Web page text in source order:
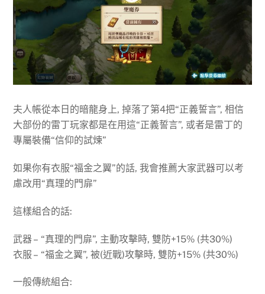
夫人帳從本日的暗龍身上, 掉落了第4把“正義誓言”, 相信
大部份的雷丁玩家都是在用這“正義誓言”, 或者是雷丁的
專屬裝備“信仰的試煉”
如果你有衣服“福金之翼”的話, 我會推薦大家武器可以考
慮改用“真理的門扉”
這樣組合的話:
武器 – “真理的門扉”, 主動攻擊時, 雙防+15% (共30%)
衣服 – “福金之翼”, 被(近戰)攻擊時, 雙防+15% (共30%)
一般傳統組合: